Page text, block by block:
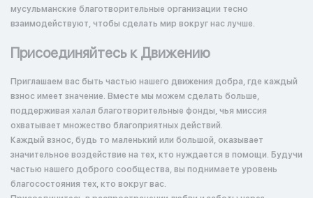
мусульманские благотворительные организации тесно
взаимодействуют, чтобы сделать мир вокруг нас лучше.
Присоединяйтесь к Движению
Приглашаем вас быть частью нашего движения добра, где каждый
взнос имеет значение. Вместе мы можем сделать больше,
поддерживая халал благотворительные фонды, чья миссия
охватывает множество благоприятных действий.
Каждый взнос, будь то маленький или большой, оказывает
значительное воздействие на тех, кто нуждается в помощи. Будучи
частью нашего доброго сообщества, вы поднимаете уровень
благосостояния тех, кто вокруг вас.